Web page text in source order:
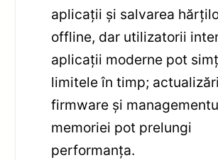
aplicații și salvarea
offline, dar utilizatorii
aplicații moderne pot
limitele în timp;
firmware și
memoriei pot prelungi
performanța.